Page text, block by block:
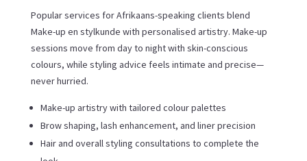
Popular services for Afrikaans-speaking clients blend
Make-up en stylkunde with personalised artistry. Make-up
sessions move from day to night with skin-conscious
colours, while styling advice feels intimate and precise—
never hurried.
Make-up artistry with tailored colour palettes
Brow shaping, lash enhancement, and liner precision
Hair and overall styling consultations to complete the